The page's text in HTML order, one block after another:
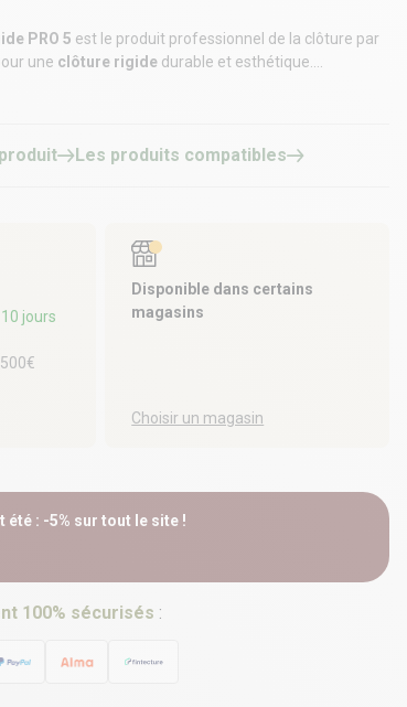
PRO 5 est le produit professionnel de la clôture par
une clôture rigide durable et esthétique.
Les produits compatibles
10 jours
Disponible dans certains
magasins
Choisir un magasin
été : -5% sur tout le site !
100% sécurisés :